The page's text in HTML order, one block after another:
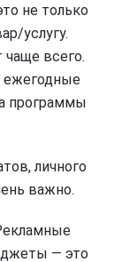
не только
услугу.
всего.
ежегодные
программы
личного
важно.
— это